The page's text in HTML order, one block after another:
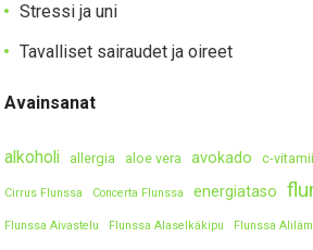
Stressi ja uni
Tavalliset sairaudet ja oireet
Avainsanat
alkoholi allergia aloe vera avokado c-
Cirrus Flunssa Concerta Flunssa energiataso
Flunssa Aivastelu Flunssa Alaselkäkipu Flunssa